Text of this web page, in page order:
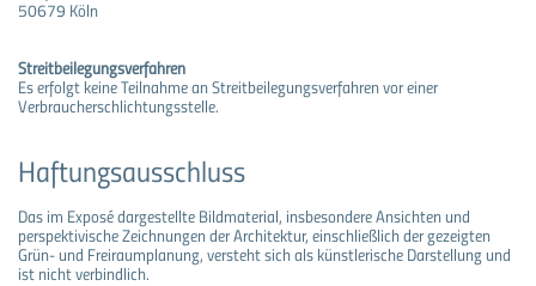
50679 Köln
Streitbeilegungsverfahren
Es erfolgt keine Teilnahme an Streitbeilegungsverfahren vor einer
Verbraucherschlichtungsstelle.
Haftungsausschluss
Das im Exposé dargestellte Bildmaterial, insbesondere Ansichten und
perspektivische Zeichnungen der Architektur, einschließlich der gezeigten
Grün- und Freiraumplanung, versteht sich als künstlerische Darstellung und
ist nicht verbindlich.